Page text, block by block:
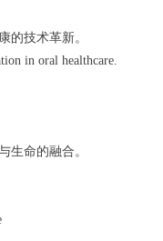
技术革新。
in oral healthcare.
命的融合。